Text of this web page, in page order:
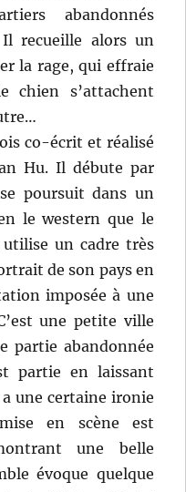
abandonnés
recueille alors un
la rage, qui effraie
chien s’attachent
co-écrit et réalisé
Hu. Il débute par
poursuit dans un
le western que le
un cadre très
de son pays en
imposée à une
une petite ville
partie abandonnée
partie en laissant
une certaine ironie
en scène est
une belle
évoque quelque